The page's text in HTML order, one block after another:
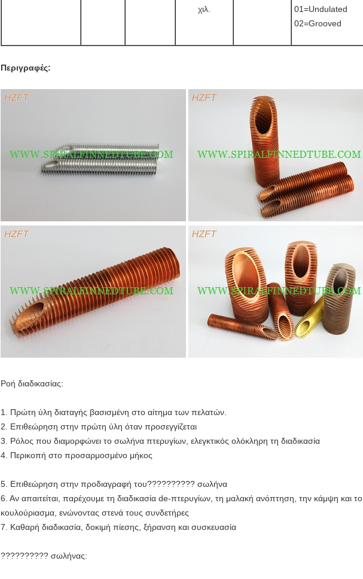
χιλ.
01=Undulated
02=Grooved
Περιγραφές:
Ροή διαδικασίας:
1. Πρώτη ύλη διαταγής βασισμένη στο αίτημα των πελατών.
2. Επιθεώρηση στην πρώτη ύλη όταν προσεγγίζεται
3. Ρόλος που διαμορφώνει το σωλήνα πτερυγίων, ελεγκτικός ολόκληρη τη διαδικασία
4. Περικοπή στο προσαρμοσμένο μήκος
5. Επιθεώρηση στην προδιαγραφή του?????????? σωλήνα
6. Αν απαιτείται, παρέχουμε τη διαδικασία de-πτερυγίων, τη μαλακή ανόπτηση, την κάμψη και το
κουλούριασμα, ενώνοντας στενά τους συνδετήρες
7. Καθαρή διαδικασία, δοκιμή πίεσης, ξήρανση και συσκευασία
?????????? σωλήνας: